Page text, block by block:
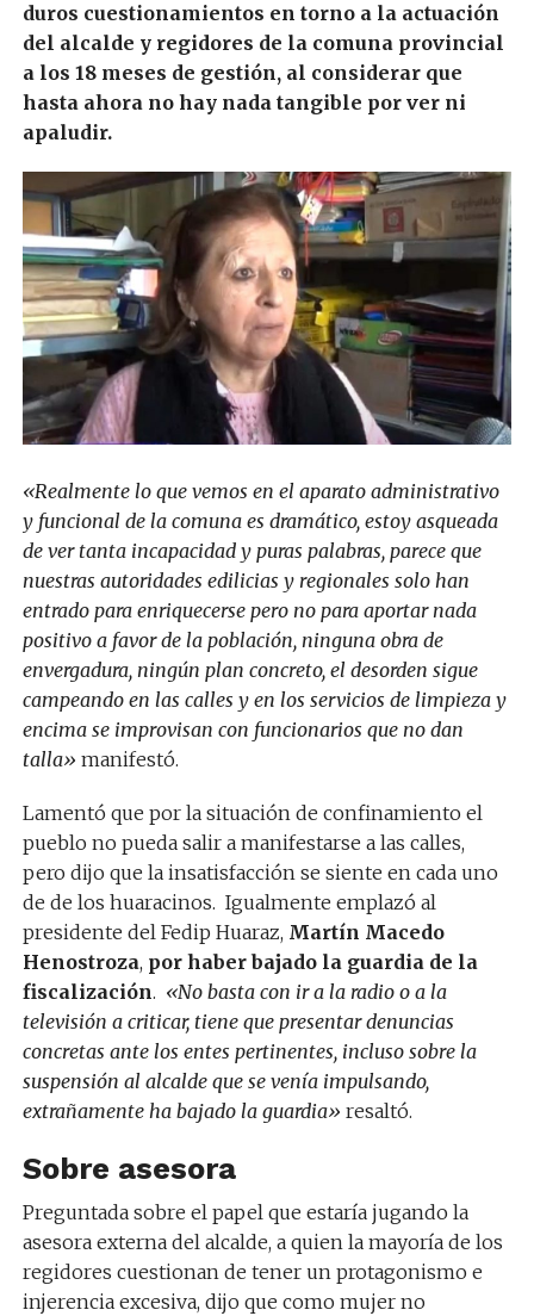
duros cuestionamientos en torno a la actuación
del alcalde y regidores de la comuna provincial
a los 18 meses de gestión, al considerar que
hasta ahora no hay nada tangible por ver ni
apaludir.
«Realmente lo que vemos en el aparato administrativo
y funcional de la comuna es dramático, estoy asqueada
de ver tanta incapacidad y puras palabras, parece que
nuestras autoridades edilicias y regionales solo han
entrado para enriquecerse pero no para aportar nada
positivo a favor de la población, ninguna obra de
envergadura, ningún plan concreto, el desorden sigue
campeando en las calles y en los servicios de limpieza y
encima se improvisan con funcionarios que no dan
talla» manifestó.
Lamentó que por la situación de confinamiento el
pueblo no pueda salir a manifestarse a las calles,
pero dijo que la insatisfacción se siente en cada uno
de de los huaracinos. Igualmente emplazó al
presidente del Fedip Huaraz, Martín Macedo
Henostroza, por haber bajado la guardia de la
fiscalización. «No basta con ir a la radio o a la
televisión a criticar, tiene que presentar denuncias
concretas ante los entes pertinentes, incluso sobre la
suspensión al alcalde que se venía impulsando,
extrañamente ha bajado la guardia» resaltó.
Sobre asesora
Preguntada sobre el papel que estaría jugando la
asesora externa del alcalde, a quien la mayoría de los
regidores cuestionan de tener un protagonismo e
injerencia excesiva, dijo que como mujer no